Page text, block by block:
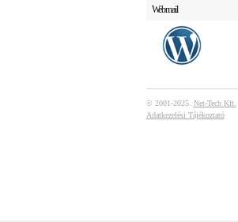
Webmail
© 2001-2025. Net-Tech Kft.
Adatkezelési Tájékoztató